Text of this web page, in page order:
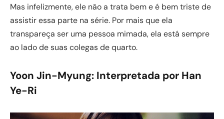
Mas infelizmente, ele não a trata bem e é bem triste de
assistir essa parte na série. Por mais que ela
transpareça ser uma pessoa mimada, ela está sempre
ao lado de suas colegas de quarto.
Yoon Jin-Myung: Interpretada por Han
Ye-Ri